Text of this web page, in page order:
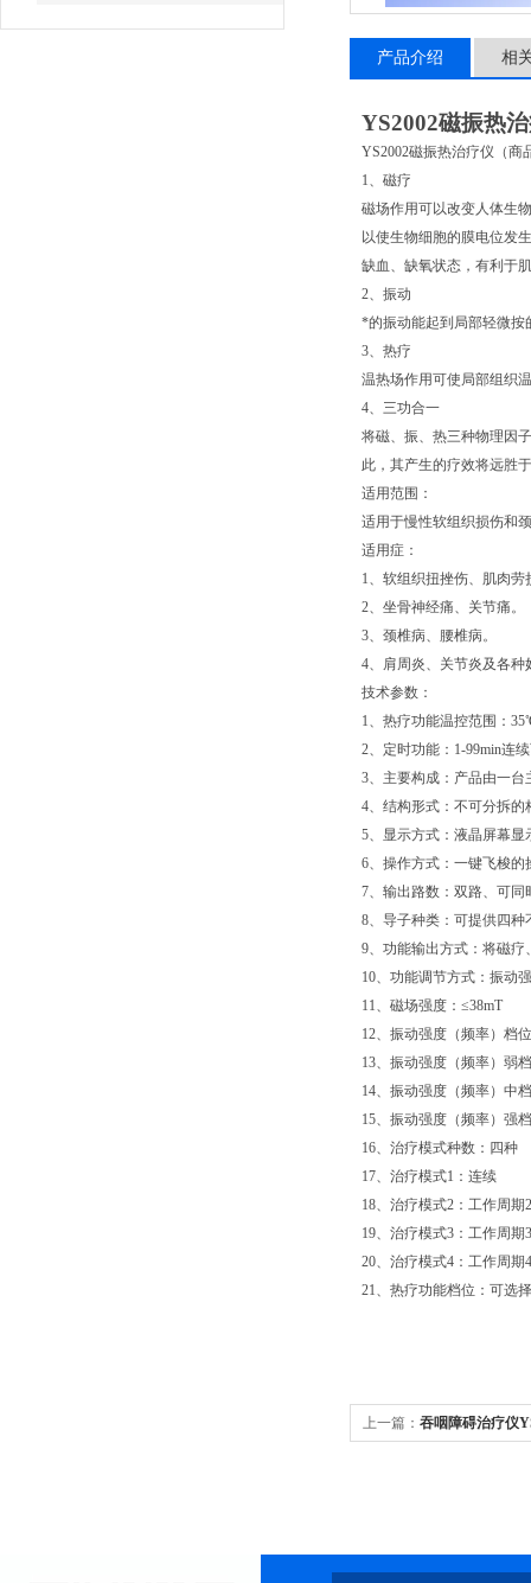
产品介绍 相
YS2002磁振热
YS2002磁振热治疗仪（商
1、磁疗
磁场作用可以改变人体生
以使生物细胞的膜电位发
缺血、缺氧状态，有利于
2、振动
*的振动能起到局部轻微按
3、热疗
温热场作用可使局部组织
4、三功合一
将磁、振、热三种物理因
此，其产生的疗效将远胜
适用范围：
适用于慢性软组织损伤和
适用症：
1、软组织扭挫伤、肌肉劳
2、坐骨神经痛、关节痛。
3、颈椎病、腰椎病。
4、肩周炎、关节炎及各种
技术参数：
1、热疗功能温控范围：
2、定时功能：1-99min连
3、主要构成：产品由一
4、结构形式：不可分拆的
5、显示方式：液晶屏幕显
6、操作方式：一键飞梭
7、输出路数：双路、可同
8、导子种类：可提供四
9、功能输出方式：将磁
10、功能调节方式：振动
11、磁场强度：≤38mT
12、振动强度（频率）档
13、振动强度（频率）弱
14、振动强度（频率）中
15、振动强度（频率）强
16、治疗模式种数：四种
17、治疗模式1：连续
18、治疗模式2：工作周期
19、治疗模式3：工作周期
20、治疗模式4：工作周期
21、热疗功能档位：可选
上一篇： 吞咽障碍治疗仪